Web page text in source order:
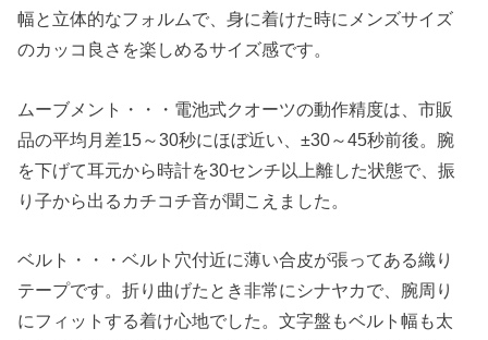
幅と立体的なフォルムで、身に着けた時にメンズサイズ
のカッコ良さを楽しめるサイズ感です。
ムーブメント・・・電池式クオーツの動作精度は、市販
品の平均月差15～30秒にほぼ近い、±30～45秒前後。腕
を下げて耳元から時計を30センチ以上離した状態で、振
り子から出るカチコチ音が聞こえました。
ベルト・・・ベルト穴付近に薄い合皮が張ってある織り
テープです。折り曲げたとき非常にシナヤカで、腕周り
にフィットする着け心地でした。文字盤もベルト幅も太